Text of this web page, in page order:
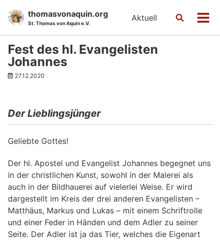
thomasvonaquin.org
St. Thomas von Aquin e.V.
Aktuell
Toggle
Fest des hl. Evangelisten
Johannes
27.12.2020
Der Lieblingsjünger
Geliebte Gottes!
Der hl. Apostel und Evangelist Johannes begegnet uns
in der christlichen Kunst, sowohl in der Malerei als
auch in der Bildhauerei auf vielerlei Weise. Er wird
dargestellt im Kreis der drei anderen Evangelisten –
Matthäus, Markus und Lukas – mit einem Schriftrolle
und einer Feder in Händen und dem Adler zu seiner
Seite. Der Adler ist ja das Tier, welches die Eigenart